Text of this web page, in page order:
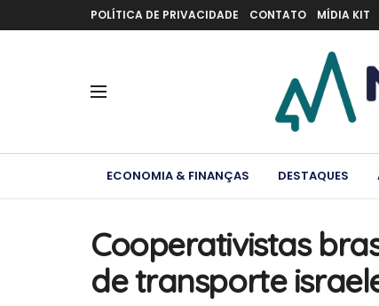
POLÍTICA DE PRIVACIDADE CONTATO MÍDIA KIT
ECONOMIA & FINANÇAS DESTAQUES
Cooperativistas
de transporte